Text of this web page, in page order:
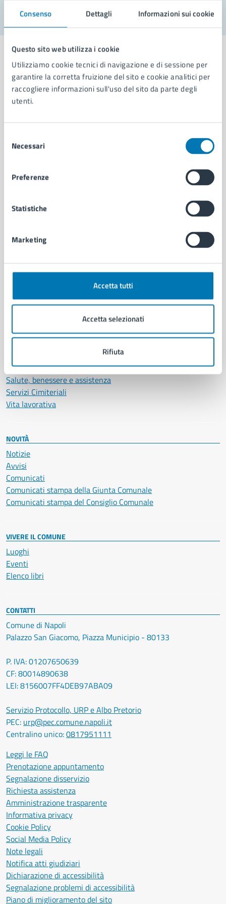
Consenso Dettagli Informazioni sui cookie
Questo sito web utilizza i cookie
Utilizziamo cookie tecnici di navigazione e di sessione per
garantire la corretta fruizione del sito e cookie analitici per
raccogliere informazioni sull'uso del sito da parte degli
utenti.
delNecessari
Preferenze
Statistiche
Marketing
Accetta tutti
Accetta selezionati
Rifiuta
Comune di Napoli
Organi di governo
Uffici
Personale amministrativo
Intranet, posta aziendale e protocollo
Autorizzazioni
Cultura e tempo libero
Documenti e certificati
Giustizia e sicurezza pubblica
Imprese e commercio
Salute, benessere e assistenza
Servizi Cimiteriali
Vita lavorativa
NOVITÀ
Notizie
Avvisi
Comunicati
Comunicati stampa della Giunta Comunale
Comunicati stampa del Consiglio Comunale
VIVERE IL COMUNE
Luoghi
Eventi
Elenco libri
CONTATTI
Comune di Napoli
Palazzo San Giacomo, Piazza Municipio - 80133
P. IVA: 01207650639
CF: 80014890638
LEI: 8156007FF4DEB97ABA09
Servizio Protocollo, URP e Albo Pretorio
PEC: urp@pec.comune.napoli.it
Centralino unico:0817951111
Leggi le FAQ
Prenotazione appuntamento
Segnalazione disservizio
Richiesta assistenza
Amministrazione trasparente
Informativa privacy
Cookie Policy
Social Media Policy
Note legali
Notifica atti giudiziari
Dichiarazione di accessibilità
Segnalazione problemi di accessibilità
Piano di miglioramento del sito